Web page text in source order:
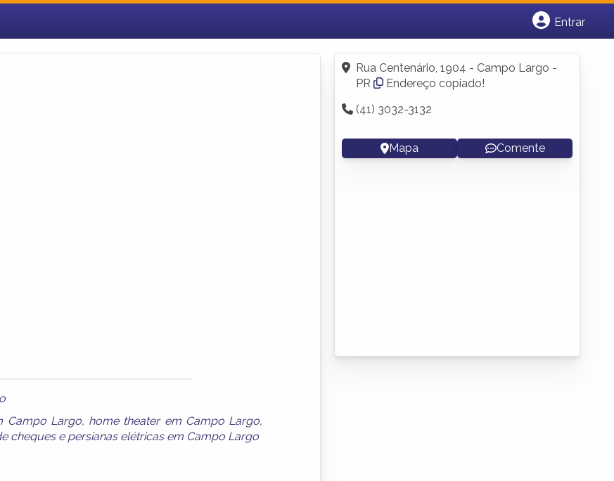
Entrar
Fazer login
Criar conta
Campo Largo, home theater em Campo Largo,
chequese persianas elétricas em Campo Largo
Rua Centenário, 1904 - Campo Largo -
PR
Endereço copiado!
(41) 3032-3132
Mapa Comente